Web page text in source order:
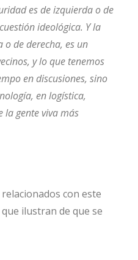
es de izquierda o de
ideológica. Y la
o de derecha, es un
y lo que tenemos
en discusiones, sino
en logística,
la gente viva más
con este
ilustran de que se